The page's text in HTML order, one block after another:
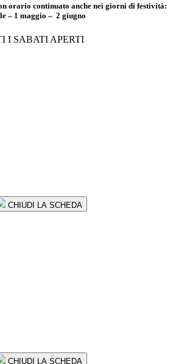
orario continuato anche nei giorni di festività:
– 1 maggio – 2 giugno
I SABATI APERTI
CHIUDI LA SCHEDA
CHIUDI LA SCHEDA